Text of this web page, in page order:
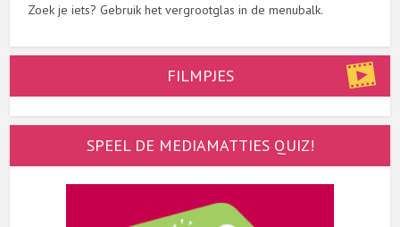
Zoek je iets? Gebruik het vergrootglas in de menubalk.
FILMPJES
SPEEL DE MEDIAMATTIES QUIZ!